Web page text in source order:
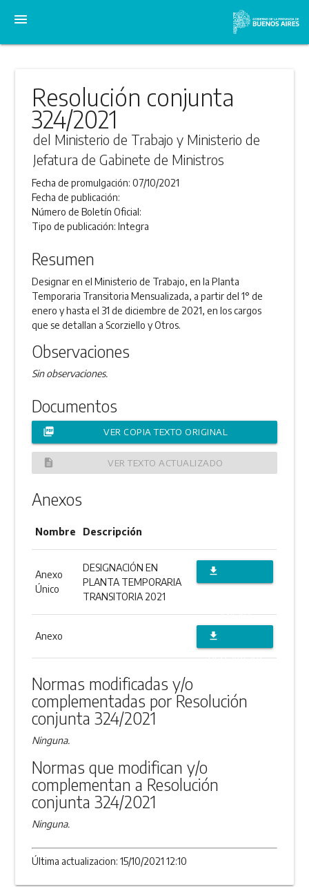
menu
Resolución conjunta
324/2021
del Ministerio de Trabajo y Ministerio de
Jefatura de Gabinete de Ministros
Fecha de promulgación:07/10/2021
Fecha de publicación:
Número de Boletín Oficial:
Tipo de publicación:Integra
Resumen
Designar en el Ministerio de Trabajo, en la Planta
Temporaria Transitoria Mensualizada, a partir del 1° de
enero y hasta el 31 de diciembre de 2021, en los cargos
que se detallan a Scorziello y Otros.
Observaciones
Sin observaciones.
Documentos
picture_as_pdf VER COPIA TEXTO ORIGINAL
description VER TEXTO ACTUALIZADO
Anexos
Nombre Descripción
Anexo
Único
DESIGNACIÓN EN
PLANTA TEMPORARIA
TRANSITORIA 2021
file_download
ANEXO
Anexo file_download
DESCARGAR
Normas modificadas y/o
complementadas por Resolución
conjunta 324/2021
Ninguna.
Normas que modifican y/o
complementan a Resolución
conjunta 324/2021
Ninguna.
Última actualizacion: 15/10/2021 12:10